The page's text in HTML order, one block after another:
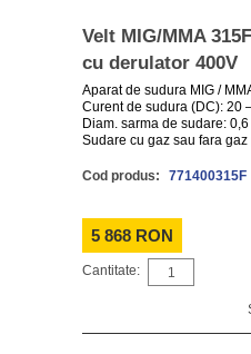
Velt MIG/MMA
cu derulator 400V
Aparat de sudura MIG /
Curent de sudura (DC): 20
Diam. sarma de sudare:
Sudare cu gaz sau fara gaz
Cod produs: 771400315F
5 868 RON
Cantitate: